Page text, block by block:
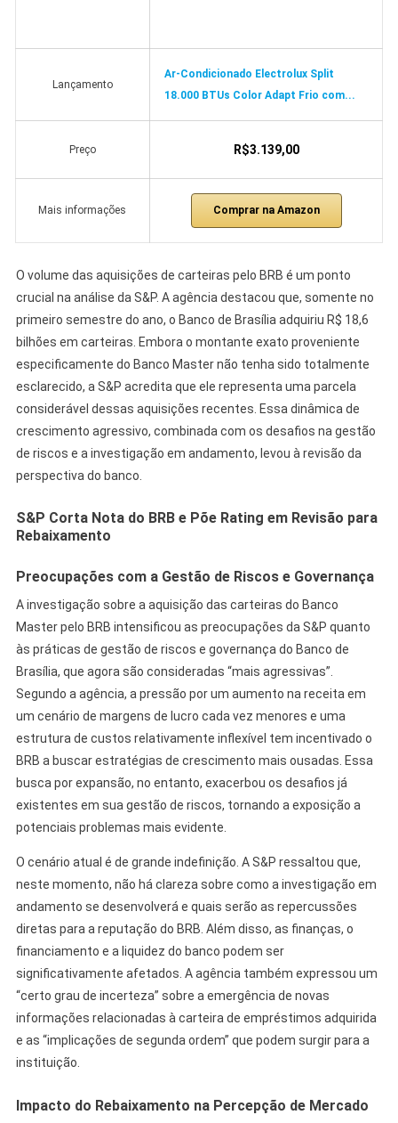
Lançamento
Ar-Condicionado Electrolux Split
18.000 BTUs Color Adapt Frio com...
Preço R$3.139,00
Mais informações Comprar na Amazon
O volume das aquisições de carteiras pelo BRB é um ponto
crucial na análise da S&P. A agência destacou que, somente no
primeiro semestre do ano, o Banco de Brasília adquiriu R$ 18,6
bilhões em carteiras. Embora o montante exato proveniente
especificamente do Banco Master não tenha sido totalmente
esclarecido, a S&P acredita que ele representa uma parcela
considerável dessas aquisições recentes. Essa dinâmica de
crescimento agressivo, combinada com os desafios na gestão
de riscos e a investigação em andamento, levou à revisão da
perspectiva do banco.
S&P Corta Nota do BRB e Põe Rating em Revisão para
Rebaixamento
Preocupações com a Gestão de Riscos e Governança
A investigação sobre a aquisição das carteiras do Banco
Master pelo BRB intensificou as preocupações da S&P quanto
às práticas de gestão de riscos e governança do Banco de
Brasília, que agora são consideradas “mais agressivas”.
Segundo a agência, a pressão por um aumento na receita em
um cenário de margens de lucro cada vez menores e uma
estrutura de custos relativamente inflexível tem incentivado o
BRB a buscar estratégias de crescimento mais ousadas. Essa
busca por expansão, no entanto, exacerbou os desafios já
existentes em sua gestão de riscos, tornando a exposição a
potenciais problemas mais evidente.
O cenário atual é de grande indefinição. A S&P ressaltou que,
neste momento, não há clareza sobre como a investigação em
andamento se desenvolverá e quais serão as repercussões
diretas para a reputação do BRB. Além disso, as finanças, o
financiamento e a liquidez do banco podem ser
significativamente afetados. A agência também expressou um
“certo grau de incerteza” sobre a emergência de novas
informações relacionadas à carteira de empréstimos adquirida
e as “implicações de segunda ordem” que podem surgir para a
instituição.
Impacto do Rebaixamento na Percepção de Mercado